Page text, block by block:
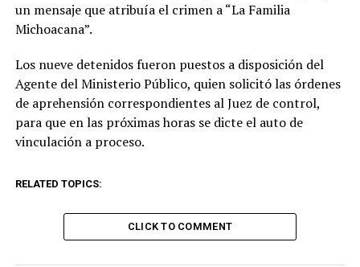
un mensaje que atribuía el crimen a “La Familia
Michoacana”.
Los nueve detenidos fueron puestos a disposición del
Agente del Ministerio Público, quien solicitó las órdenes
de aprehensión correspondientes al Juez de control,
para que en las próximas horas se dicte el auto de
vinculación a proceso.
RELATED TOPICS:
CLICK TO COMMENT